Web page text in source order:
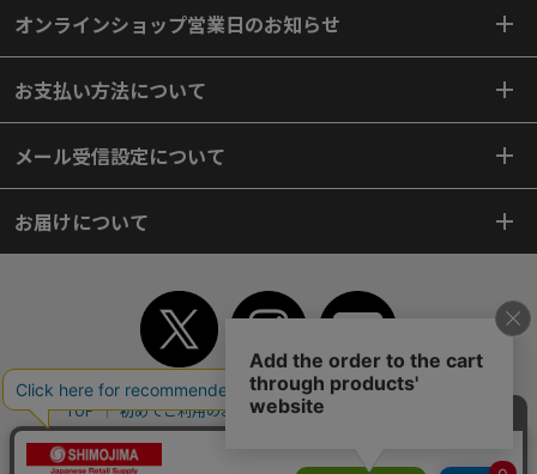
オンラインショップ営業日のお知らせ
お支払い方法について
メール受信設定について
お届けについて
TOP 初めてご利用のお客様へ ご利用案内
個人情報保護方針
よくあるご質問